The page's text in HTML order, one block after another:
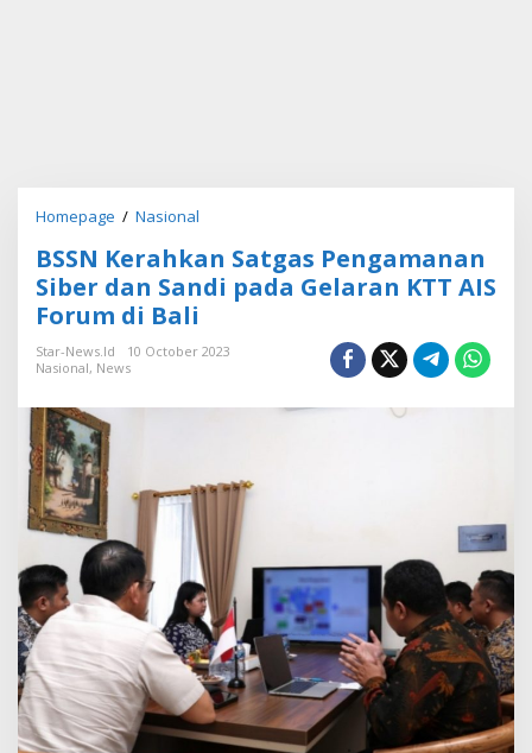
Homepage / Nasional
S
N
K
r
k
a
g
a
s
P
e
n
g
a
m
a
BSSN Kerahkan Satgas Pengamanan
Siber dan Sandi pada Gelaran KTT AIS
Forum di Bali
Star-News.id
10 October 2023
Nasional, News